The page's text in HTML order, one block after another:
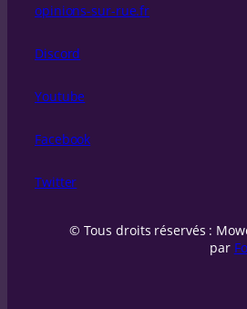
opinions-sur-rue.fr
Discord
Youtube
Facebook
Twitter
© Tous droits réservés :
par